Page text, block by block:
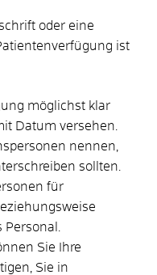
oder eine
ist
möglichst klar
Datum versehen.
nennen,
sollten.
für
Sie Ihre
Sie in